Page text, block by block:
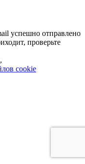
успешно отправлено
проверьте
cookie